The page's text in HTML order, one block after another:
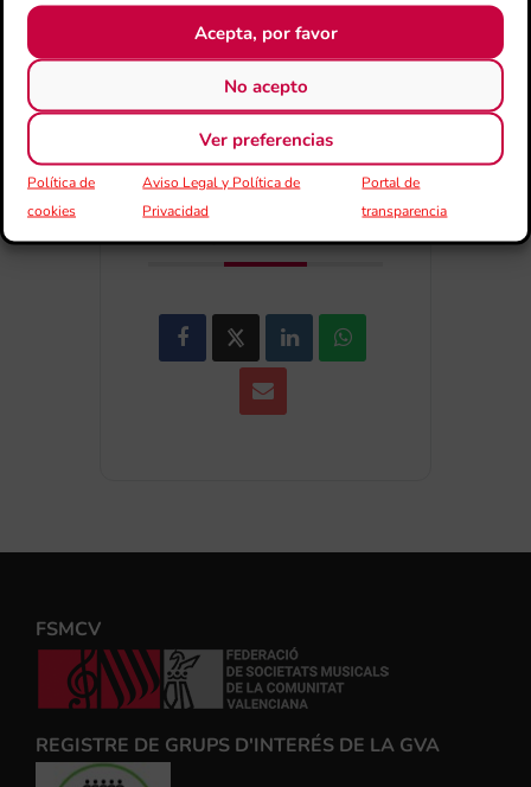
Acepta, por favor
No acepto
Ver preferencias
Política de
cookies
Aviso Legal y Política de
Privacidad
Portal de
transparencia
Exportar + iCal / Outlook
ESDEVENIMENT
FSMCV
REGISTRE DE GRUPS D'INTERÉS DE LA GVA